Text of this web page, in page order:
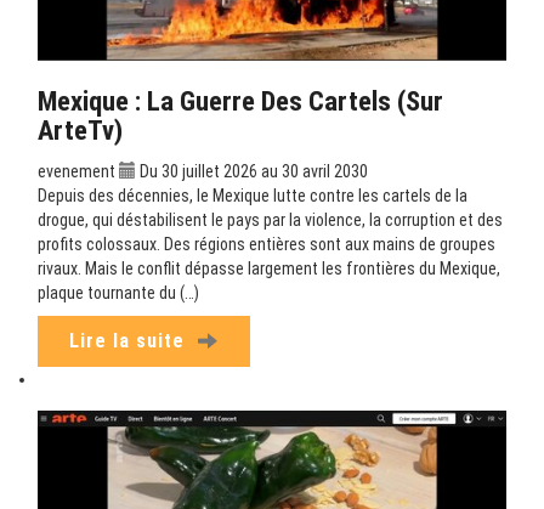
Mexique : La Guerre Des Cartels (sur
ArteTv)
evenement
Du 30 juillet 2026 au 30 avril 2030
Depuis des décennies, le Mexique lutte contre les cartels de la
drogue, qui déstabilisent le pays par la violence, la corruption et des
profits colossaux. Des régions entières sont aux mains de groupes
rivaux. Mais le conflit dépasse largement les frontières du Mexique,
plaque tournante du (…)
Lire la suite